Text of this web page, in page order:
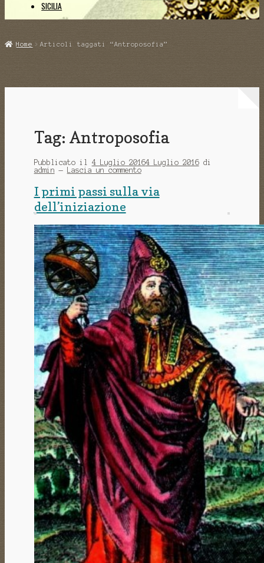
SICILIA
Home Articoli taggati “Antroposofia”
Tag: Antroposofia
Pubblicato il 4 Luglio 20164 Luglio 2016 di
admin — Lascia un commento
I primi passi sulla via
dell’iniziazione